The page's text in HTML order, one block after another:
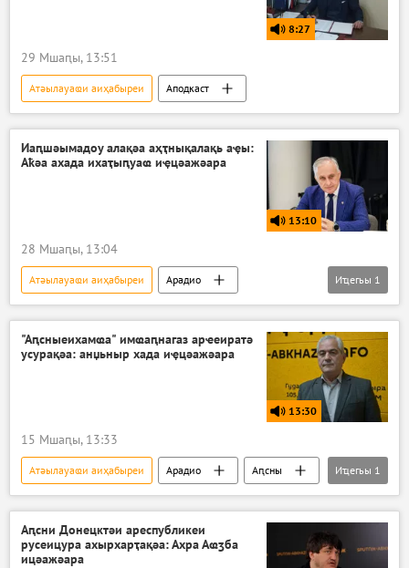
8:27
29 Мшаԥы, 13:51
Атәылауаҩи аиҳабыреи Аподкаст
Иаԥшәымадоу алақәа аҳҭнықалақь аҿы:
Аҟәа ахада ихаҭыԥуаҩ иҿцәажәара
13:10
28 Мшаԥы, 13:04
Атәылауаҩи аиҳабыреи
Арадио
Аподкаст
Иҵегьы 1
"Аԥсныеихамҩа" имҩаԥнагаз арҽеиратә
усурақәа: анџьныр хада иҿцәажәара
13:30
15 Мшаԥы, 13:33
Атәылауаҩи аиҳабыреи Арадио
Аԥсны
Аподкаст
Иҵегьы 1
Аԥсни Донецктәи ареспубликеи
русеицура ахырхарҭақәа: Ахра Аҩӡба
ицәажәара